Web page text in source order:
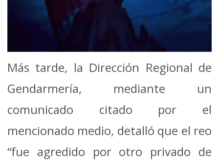
Más tarde, la Dirección Regional de
Gendarmería, mediante un
comunicado citado por el
mencionado medio, detalló que el reo
“fue agredido por otro privado de